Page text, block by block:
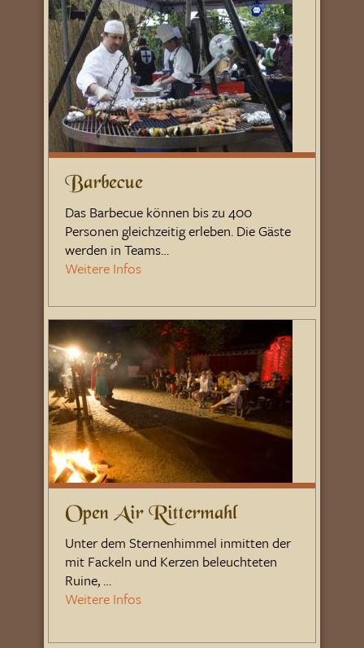
Barbecue
Das Barbecue können bis zu 400
Personen gleichzeitig erleben. Die Gäste
werden in Teams…
Weitere Infos
Open Air Rittermahl
Unter dem Sternenhimmel inmitten der
mit Fackeln und Kerzen beleuchteten
Ruine, …
Weitere Infos